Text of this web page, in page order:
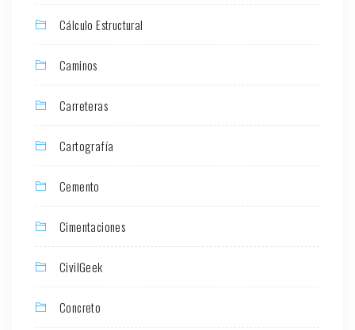
Cálculo Estructural
Caminos
Carreteras
Cartografía
Cemento
Cimentaciones
CivilGeek
Concreto